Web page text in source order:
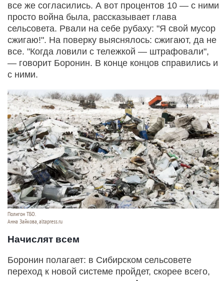
все же согласились. А вот процентов 10 — с ними
просто война была, рассказывает глава
сельсовета. Рвали на себе рубаху: "Я свой мусор
сжигаю!". На поверку выяснялось: сжигают, да не
все. "Когда ловили с тележкой — штрафовали",
— говорит Боронин. В конце концов справились и
с ними.
Полигон ТБО.
Анна Зайкова, altapress.ru
Начислят всем
Боронин полагает: в Сибирском сельсовете
переход к новой системе пройдет, скорее всего,